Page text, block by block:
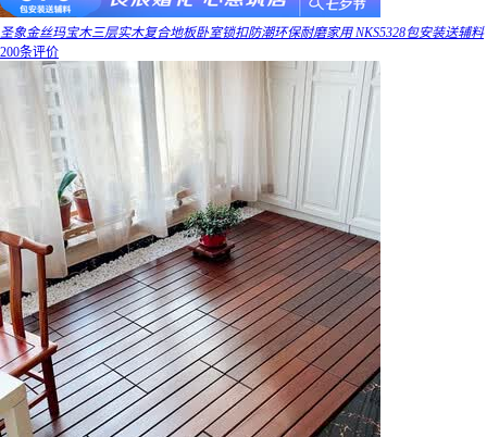
圣象金丝玛宝木三层实木复合地板卧室锁扣防潮环保耐磨家用 NKS5328包安装送辅料
200条评价